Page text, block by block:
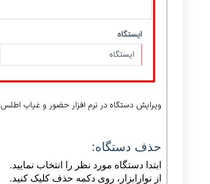
ویرایش دستگاه در نرم افزار حضور و غیاب اطلس
حذف دستگاه:
ابتدا دستگاه مورد نظر را انتخاب نمایید.
از نوارابزار، روی دکمه حذف کلیک کنید.